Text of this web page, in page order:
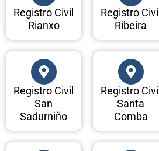
Registro Civil
Rianxo
Registro Civil
Ribeira
Registro Civil
San
Sadurniño
Registro Civil
Santa
Comba